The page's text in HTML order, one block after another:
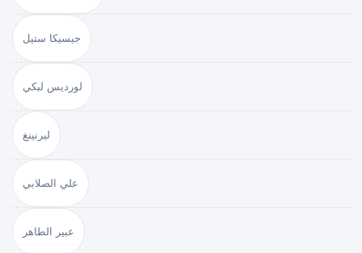
جيسيكا ستيل
لورديس لبكي
ليرنينغ
علي الصلابي
عبير الطاهر